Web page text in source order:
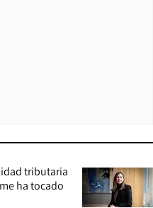
tributaria
ha tocado